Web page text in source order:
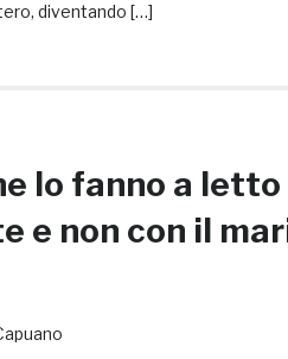
diventando […]
lo fanno a letto
e non con il